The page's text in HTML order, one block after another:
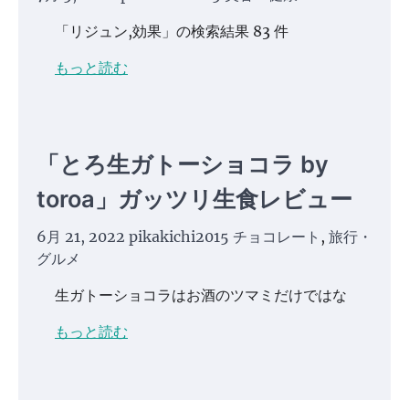
「リジュン,効果」の検索結果 83 件
もっと読む
「とろ生ガトーショコラ by
toroa」ガッツリ生食レビュー
6月 21, 2022 pikakichi2015 チョコレート , 旅行・
グルメ
生ガトーショコラはお酒のツマミだけではな
もっと読む